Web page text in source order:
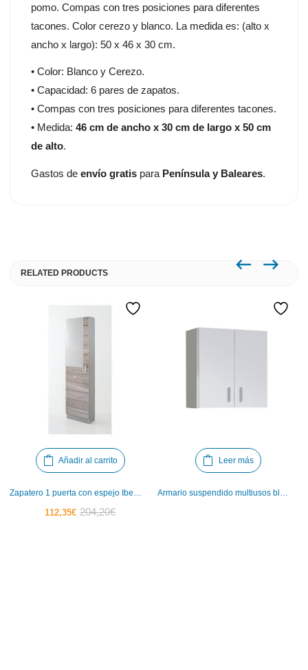
pomo. Compas con tres posiciones para diferentes
tacones. Color cerezo y blanco. La medida es: (alto x
ancho x largo): 50 x 46 x 30 cm.
• Color: Blanco y Cerezo.
• Capacidad: 6 pares de zapatos.
• Compas con tres posiciones para diferentes tacones.
• Medida:46 cm de ancho x 30 cm de largo x 50 cm
de alto.
Gastos de envío gratis para Península y Baleares.
RELATED PRODUCTS
Añadir al carrito
Zapatero 1 puerta con espejo Iberodepot
112,35€El204,20€El
Leer más
Armario suspendido multiusos blanco Iberodepot